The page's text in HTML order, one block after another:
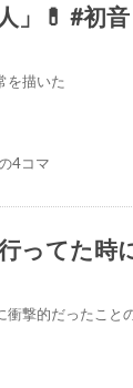
」💊 #初
を描いた
4コマ
ってた時
衝撃的だったこと